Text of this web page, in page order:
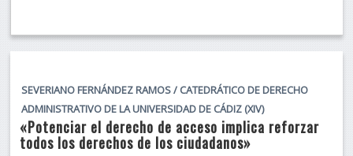
SEVERIANO FERNÁNDEZ RAMOS / CATEDRÁTICO DE DERECHO
ADMINISTRATIVO DE LA UNIVERSIDAD DE CÁDIZ (XIV)
«Potenciar el derecho de acceso implica reforzar
todos los derechos de los ciudadanos»